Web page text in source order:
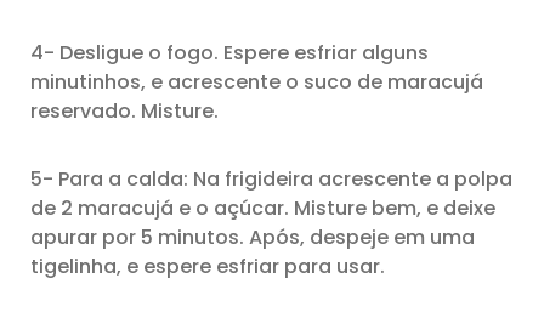
4- Desligue o fogo. Espere esfriar alguns
minutinhos, e acrescente o suco de maracujá
reservado. Misture.
5- Para a calda: Na frigideira acrescente a polpa
de 2 maracujá e o açúcar. Misture bem, e deixe
apurar por 5 minutos. Após, despeje em uma
tigelinha, e espere esfriar para usar.